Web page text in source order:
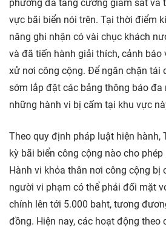
phương đã tăng cường giám sát và
vực bãi biển nói trên. Tại thời điểm
năng ghi nhận có vài chục khách
và đã tiến hành giải thích, cảnh báo
xử nơi công cộng. Để ngăn chặn tái
sớm lắp đặt các bảng thông báo đa
những hành vi bị cấm tại khu vực
Theo quy định pháp luật hiện hành,
kỳ bãi biển công cộng nào cho
Hành vi khỏa thân nơi công cộng bị
người vi phạm có thể phải đối mặt
chính lên tới 5.000 baht, tương
đồng. Hiện nay, các hoạt động theo